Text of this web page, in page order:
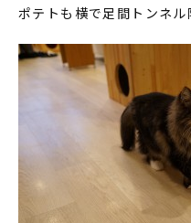
ポテトも横で足間トンネル